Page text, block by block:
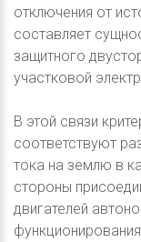
отключения от
составляет
защитного
участковой
В этой связи
соответствуют
тока на землю в
стороны
двигателей